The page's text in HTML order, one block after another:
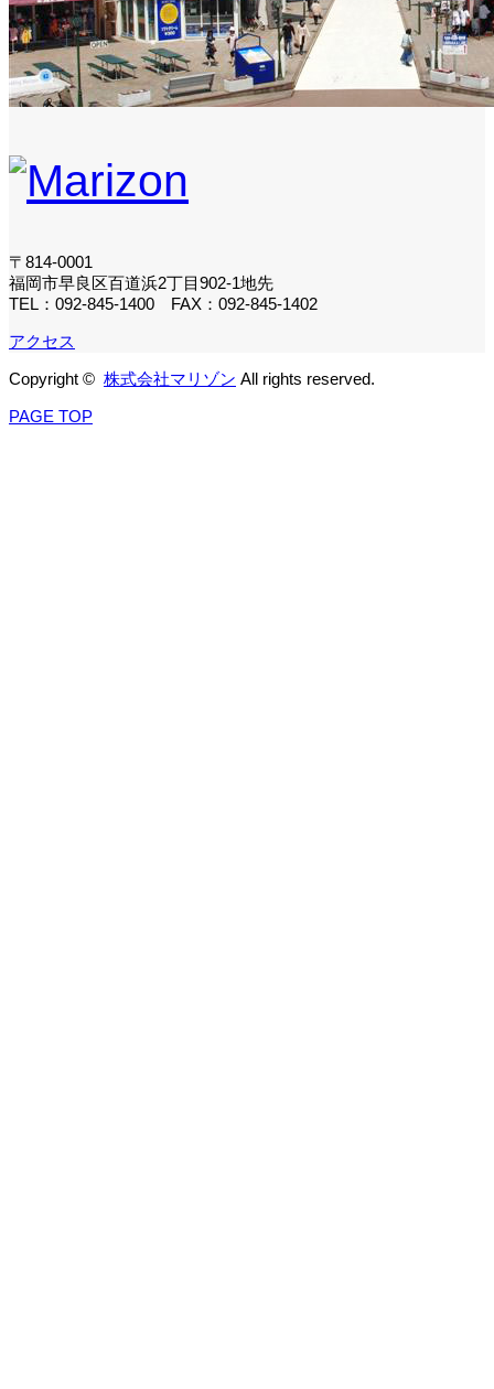
〒814-0001
福岡市早良区百道浜2丁目902-1地先
TEL：092-845-1400 FAX：092-845-1402
アクセス
Copyright © 株式会社マリゾン All rights reserved.
PAGE TOP